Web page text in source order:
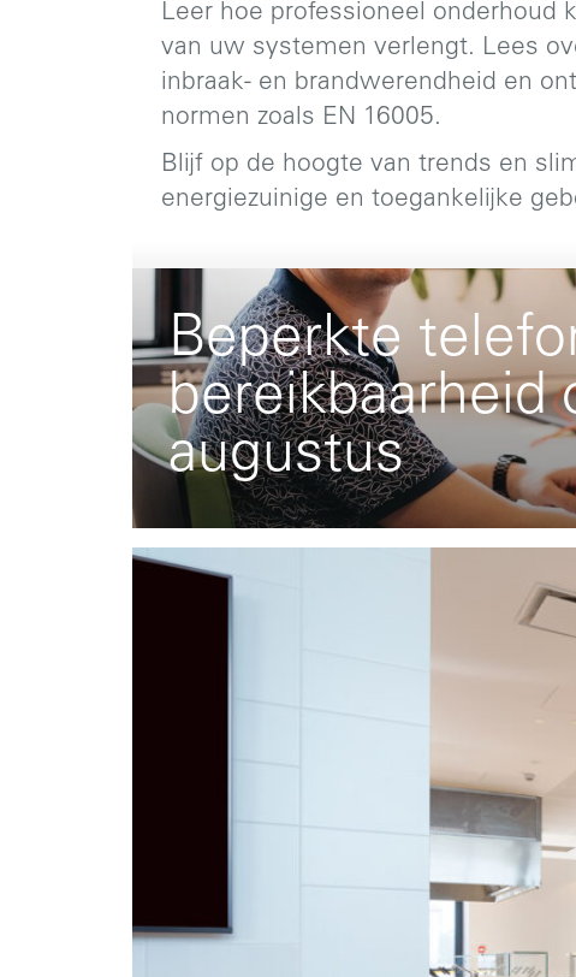
Leer hoe professioneel onderhoud
van uw systemen verlengt. Lees
inbraak- en brandwerendheid en
normen zoals EN 16005.
Blijf op de hoogte van trends en
energiezuinige en toegankelijke
Beperkte
bereikbaarheid
augustus